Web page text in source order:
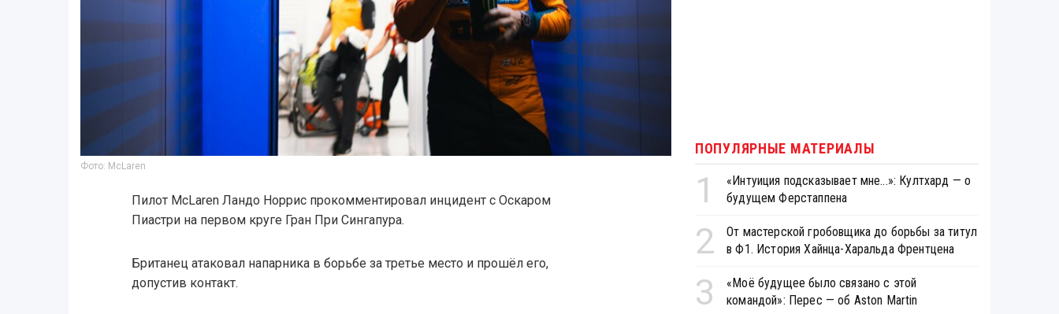
Фото: McLaren
Пилот McLaren Ландо Норрис прокомментировал инцидент с Оскаром
Пиастри на первом круге Гран При Сингапура.
Британец атаковал напарника в борьбе за третье место и прошёл его,
допустив контакт.
ПОПУЛЯРНЫЕ МАТЕРИАЛЫ
1
«Интуиция подсказывает мне...»: Култхард — о
будущем Ферстаппена
2
От мастерской гробовщика до борьбы за титул
в Ф1. История Хайнца-Харальда Френтцена
3
«Моё будущее было связано с этой
командой»: Перес — об Aston Martin